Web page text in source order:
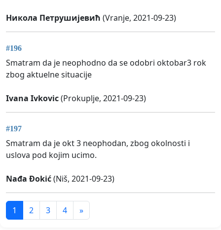
Никола Петрушијевић (Vranje, 2021-09-23)
#196
Smatram da je neophodno da se odobri oktobar3 rok
zbog aktuelne situacije
Ivana Ivkovic(Prokuplje, 2021-09-23)
#197
Smatram da je okt 3 neophodan, zbog okolnosti i
uslova pod kojim ucimo.
Nađa Đokić(Niš, 2021-09-23)
1 2 3 4 »